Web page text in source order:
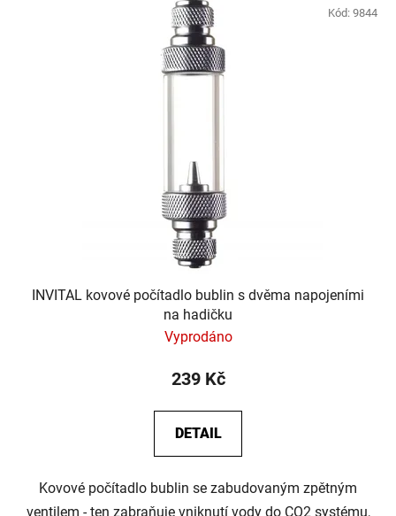
INVITAL kovové počítadlo bublin s dvěma napojeními
na hadičku
Vyprodáno
239 Kč
DETAIL
Kovové počítadlo bublin se zabudovaným zpětným
ventilem - ten zabraňuje vniknutí vody do CO2 systému,
Kód: 9844